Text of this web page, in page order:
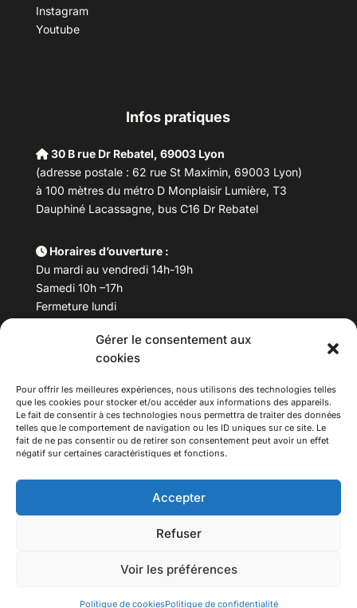
Gérer le consentement aux
cookies
Pour offrir les meilleures expériences, nous utilisons des technologies telles
que les cookies pour stocker et/ou accéder aux informations des appareils.
Le fait de consentir à ces technologies nous permettra de traiter des données
telles que le comportement de navigation ou les ID uniques sur ce site. Le
fait de ne pas consentir ou de retirer son consentement peut avoir un effet
négatif sur certaines caractéristiques et fonctions.
Accepter
Refuser
Voir les préférences
Politique de cookiesPolitique de confidentialité
Instagram
Youtube
Infos pratiques
30 B rue Dr Rebatel, 69003 Lyon
(adresse postale : 62 rue St Maximin, 69003 Lyon)
à 100 mètres du métro D Monplaisir Lumière, T3
Dauphiné Lacassagne, bus C16 Dr Rebatel
Horaires d’ouverture :
Du mardi au vendredi 14h-19h
Samedi 10h –17h
Fermeture lundi
Téléphone : 04 78 53 06 40
maisondesculturesasiatiques@asiexpo.com
Tous droits réservés.